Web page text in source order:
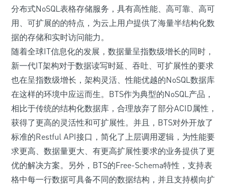
分布式NoSQL表格存储服务，具有高性能、高可靠、高可
用、可扩展的的特点，为云上用户提供了海量半结构化数
据的存储和实时访问能力。
随着全球IT信息化的发展，数据量呈指数级增长的同时，
新一代IT架构对于数据读写时延、吞吐、可扩展性的要求
也在呈指数级增长，架构灵活、性能优越的NoSQL数据库
在这样的环境中应运而生。BTS作为典型的NoSQL产品，
相比于传统的结构化数据库，合理放弃了部分ACID属性，
获得了更高的灵活性和可扩展性。并且，BTS对外开放了
标准的Restful API接口，简化了上层调用逻辑，为性能要
求更高、数据量更大、有更高扩展性要求的业务提供了更
优的解决方案。 另外，BTS的Free-Schema特性，支持表
格中每一行数据可具备不同的数据结构，并且支持横向扩